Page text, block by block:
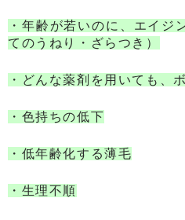
・年齢が若いのに、エイジ
てのうねり・ざらつき）
・どんな薬剤を用いても、
・色持ちの低下
・低年齢化する薄毛
・生理不順